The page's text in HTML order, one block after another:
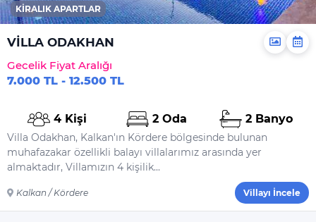
KIRALIK APARTLAR
VİLLA ODAKHAN
Gecelik Fiyat Aralığı
7.000 TL - 12.500 TL
4 Kişi 2 Oda 2 Banyo
Villa Odakhan, Kalkan'ın Kördere bölgesinde bulunan
muhafazakar özellikli balayı villalarımız arasında yer
almaktadır, Villamızın 4 kişilik...
Kalkan / Kördere Villayı İncele